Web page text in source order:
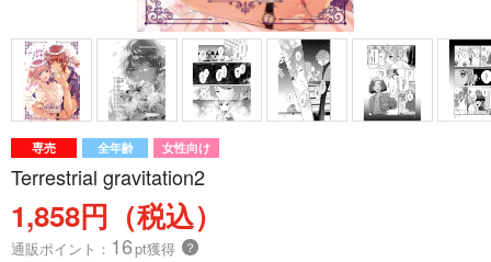
専売 全年齢 女性向け
Terrestrial gravitation2
1,858円（税込）
通販ポイント： 16pt獲得 ？